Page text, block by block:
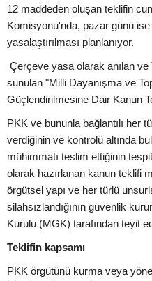
12 maddeden oluşan teklifin
Komisyonu'nda, pazar günü
yasalaştırılması planlanıyor.
Çerçeve yasa olarak anılan
sunulan "Milli Dayanışma ve
Güçlendirilmesine Dair Kanun
PKK ve bununla bağlantılı her
verdiğinin ve kontrolü altında
mühimmatı teslim ettiğinin
olarak hazırlanan kanun teklifi
örgütsel yapı ve her türlü
silahsızlandığının güvenlik
Kurulu (MGK) tarafından teyit
Teklifin kapsamı
PKK örgütünü kurma veya